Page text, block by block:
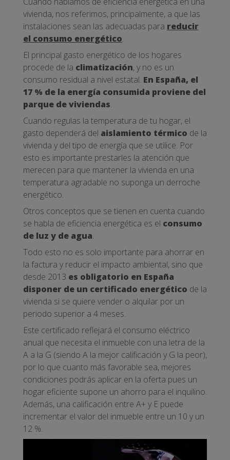
vivienda, nos referimos, principalmente, a que las
instalaciones sean las adecuadas para reducir
el consumo energético.
El principal gasto energético de los hogares
procede de la climatización, y no es un
consumo residual a nivel estatal. En España, el
17 % de la energía consumida proviene del
parque de viviendas.
Cuando regulas la temperatura de tu hogar, el
gasto dependerá del aislamiento térmico de la
vivienda y del tipo de energía que se utilice. Por
esto es importante prestarles la atención que
merecen para que mantener la vivienda en una
temperatura agradable no suponga un derroche
energético.
Otros conceptos que se tienen en cuenta cuando
se habla de eficiencia energética es el consumo
de luz y de agua.
Todo esto no es solo importante para ahorrar en
la factura y reducir el impacto ambiental, sino que
desde 2013 es obligatorio en España
disponer de un certificado energético de la
vivienda si se quiere vender o alquilar por un
periodo superior a 4 meses.
Este certificado reflejará el consumo eléctrico
anual que necesita el inmueble con una letra de la
A a la G (siendo A la mejor calificación y G la peor),
por lo que cuanto más favorable sea, mejores
condiciones podrás aplicar en la oferta pues un
hogar eficiente supone un ahorro para el inquilino.
Además, una calificación entre A+ y E puede
incrementar el valor del inmueble entre un 10 y un
12 %.